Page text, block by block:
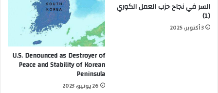
السر في نجاح حزب العمل الكوري
(1)
3 أكتوبر، 2025
U.S. Denounced as Destroyer of
Peace and Stability of Korean
Peninsula
26 يونيو، 2023